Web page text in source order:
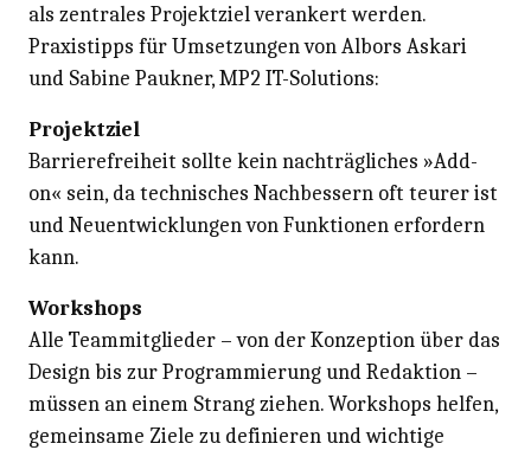
als zentrales Projektziel verankert werden.
Praxistipps für Umsetzungen von Albors Askari
und Sabine Paukner, MP2 IT-Solutions:
Projektziel
Barrierefreiheit sollte kein nachträgliches »Add-
on« sein, da technisches Nachbessern oft teurer ist
und Neuentwicklungen von Funktionen erfordern
kann.
Workshops
Alle Teammitglieder – von der Konzeption über das
Design bis zur Programmierung und Redaktion –
müssen an einem Strang ziehen. Workshops helfen,
gemeinsame Ziele zu definieren und wichtige